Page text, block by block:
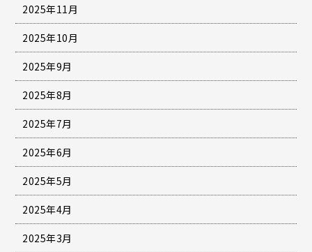
2025年11月
2025年10月
2025年9月
2025年8月
2025年7月
2025年6月
2025年5月
2025年4月
2025年3月